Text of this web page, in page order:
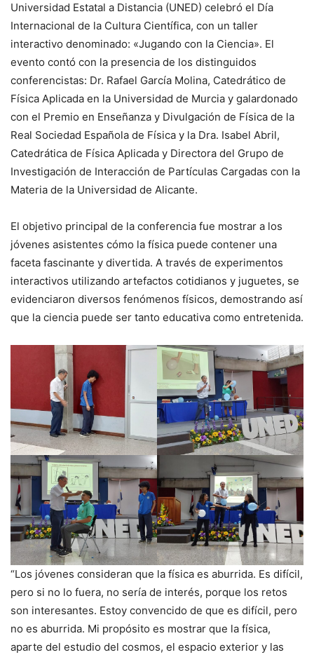
Universidad Estatal a Distancia (UNED) celebró el Día
Internacional de la Cultura Científica, con un taller
interactivo denominado: «Jugando con la Ciencia». El
evento contó con la presencia de los distinguidos
conferencistas: Dr. Rafael García Molina, Catedrático de
Física Aplicada en la Universidad de Murcia y galardonado
con el Premio en Enseñanza y Divulgación de Física de la
Real Sociedad Española de Física y la Dra. Isabel Abril,
Catedrática de Física Aplicada y Directora del Grupo de
Investigación de Interacción de Partículas Cargadas con la
Materia de la Universidad de Alicante.
El objetivo principal de la conferencia fue mostrar a los
jóvenes asistentes cómo la física puede contener una
faceta fascinante y divertida. A través de experimentos
interactivos utilizando artefactos cotidianos y juguetes, se
evidenciaron diversos fenómenos físicos, demostrando así
que la ciencia puede ser tanto educativa como entretenida.
“Los jóvenes consideran que la física es aburrida. Es difícil,
pero si no lo fuera, no sería de interés, porque los retos
son interesantes. Estoy convencido de que es difícil, pero
no es aburrida. Mi propósito es mostrar que la física,
aparte del estudio del cosmos, el espacio exterior y las